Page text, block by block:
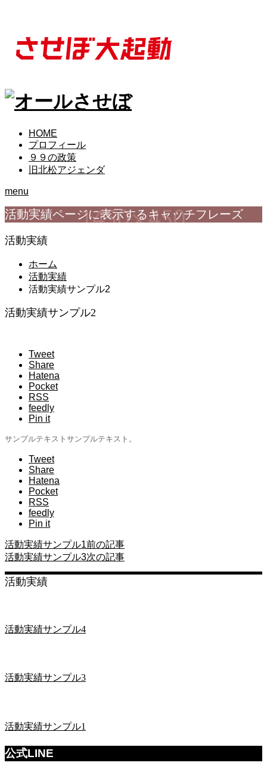
HOME
プロフィール
９９の政策
旧北松アジェンダ
menu
活動実績ページに表示するキャッチフレーズ
活動実績
ホーム
活動実績
活動実績サンプル2
活動実績サンプル2
Tweet
Share
Hatena
Pocket
RSS
feedly
Pin it
サンプルテキストサンプルテキスト。
Tweet
Share
Hatena
Pocket
RSS
feedly
Pin it
活動実績サンプル1前の記事
活動実績サンプル3次の記事
活動実績
活動実績サンプル4
活動実績サンプル3
活動実績サンプル1
公式LINE